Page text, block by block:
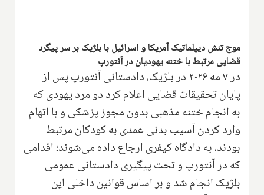
موج تنش دیپلماتیک آمریکا و اسرائیل با بلژیک بر سر پیگرد
قضایی مرتبط با ختنه یهودیان در آنتورپ
در ۷ مه ۲۰۲۶ در بلژیک، دادستانی آنتورپ پس از
پایان تحقیقات قضایی اعلام کرد دو مرد یهودی که
به انجام ختنه مذهبی بدون مجوز پزشکی و با اتهام
وارد کردن آسیب بدنی عمدی به کودکان مرتبط
بودند، به دادگاه کیفری ارجاع داده می‌شوند؛ اقدامی
که در آنتورپ و تحت پیگیری دادستانی عمومی
بلژیک انجام شد و بر اساس قوانین داخلی این